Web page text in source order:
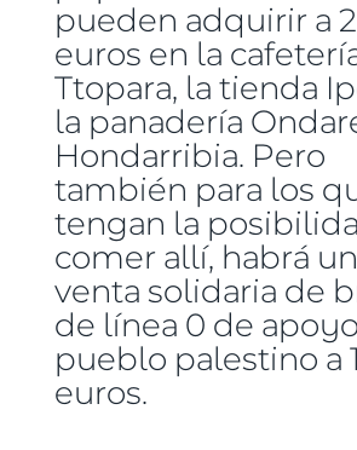
pueden adquirir a
euros en la
Ttopara, la tienda
la panadería
Hondarribia. Pero
también para los
tengan la
comer allí, habrá
venta solidaria de
de línea 0 de
pueblo palestino a
euros.